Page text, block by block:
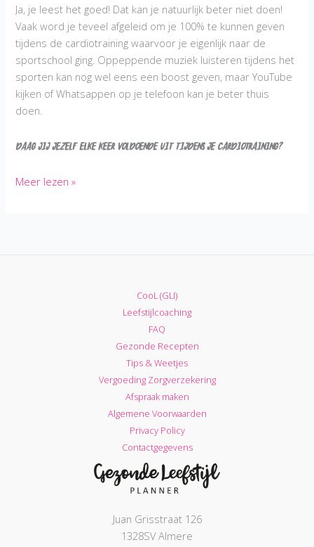
Ja, je leest het goed! Dat kan je natuurlijk beter niet doen!
Vaak word je teveel afgeleid om je 100% te kunnen geven
tijdens de cardiotraining waarvoor je eigenlijk naar de
sportschool ging. Oppeppende muziek luisteren tijdens het
sporten kan nog wel eens een boost geven, maar YouTube
kijken of Whatsappen op je telefoon kan je beter thuis
doen.
Daag jij jezelf elke keer voldoende uit tijdens je cardiotraining?
5
Meer lezen »
CooL (GLI)
Leefstijlcoaching
FAQ
Gezonde Recepten
Tips & Weetjes
Vergoeding Zorgverzekering
Afspraak maken
Algemene Voorwaarden
Privacy Policy
Contactgegevens
Juan Grisstraat 126
1328SV Almere